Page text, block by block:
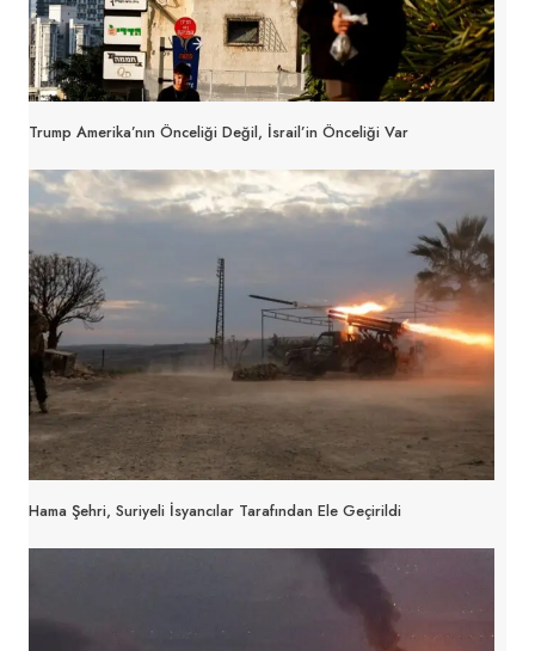
Trump Amerika’nın Önceliği Değil, İsrail’in Önceliği Var
Hama Şehri, Suriyeli İsyancılar Tarafından Ele Geçirildi